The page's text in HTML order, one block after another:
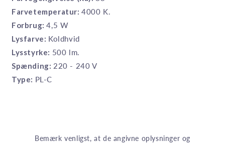
Farvetemperatur:4000 K.
Forbrug:4,5 W
Lysfarve: Koldhvid
Lysstyrke: 500 lm.
Spænding: 220 - 240 V
Type: PL-C
Bemærk venligst, at de angivne oplysninger og